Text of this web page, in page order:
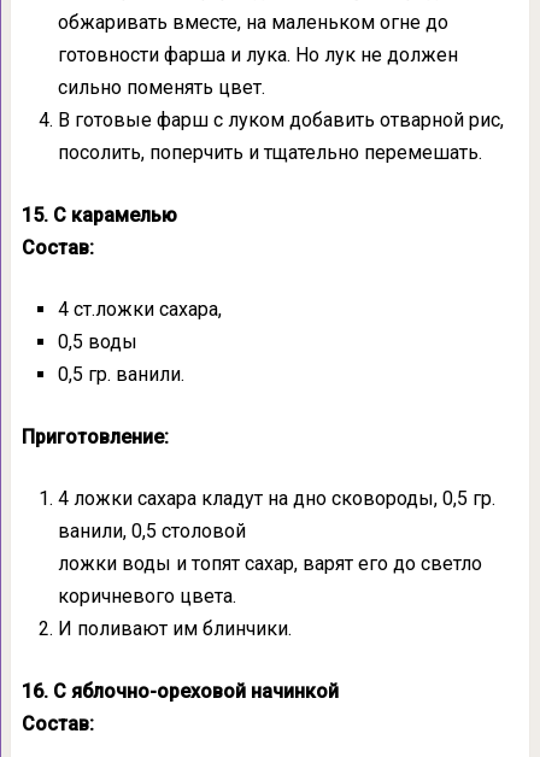
обжаривать вместе, на маленьком огне до
готовности фарша и лука. Но лук не должен
сильно поменять цвет.
В готовые фарш с луком добавить отварной рис,
посолить, поперчить и тщательно перемешать.
15. С карамелью
Состав:
4 ст.ложки сахара,
0,5 воды
0,5 гр. ванили.
Приготовление:
4 ложки сахара кладут на дно сковороды, 0,5 гр.
ванили, 0,5 столовой
ложки воды и топят сахар, варят его до светло
коричневого цвета.
И поливают им блинчики.
16. С яблочно-ореховой начинкой
Состав: